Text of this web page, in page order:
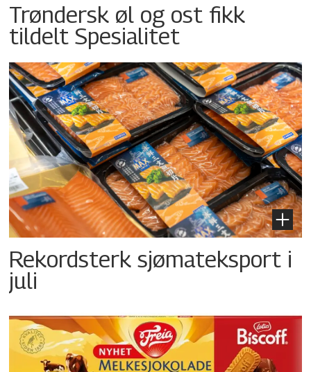
Trøndersk øl og ost fikk
tildelt Spesialitet
Rekordsterk sjømateksport i
juli